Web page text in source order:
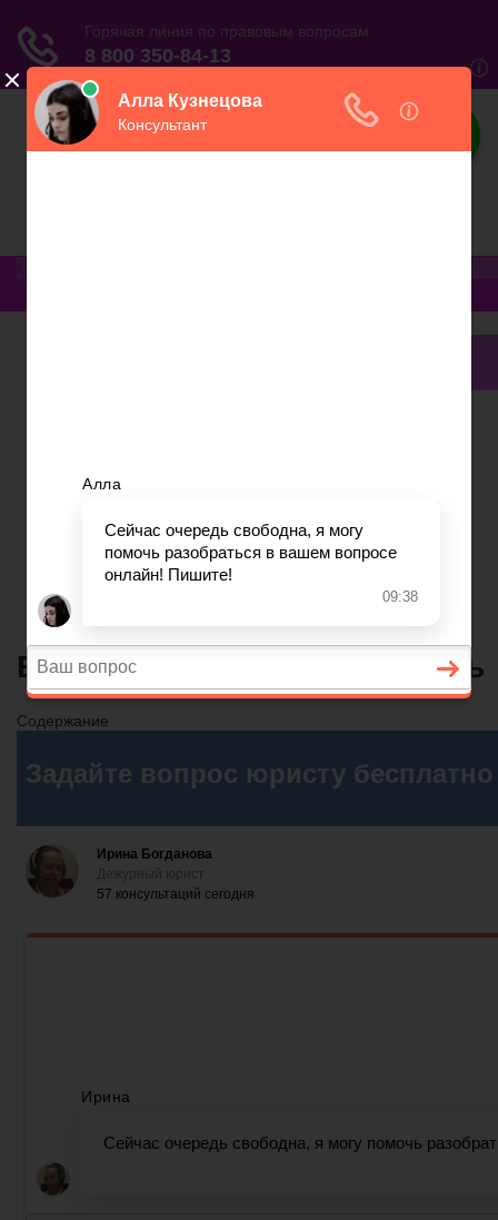
Юриспруденция
Вопросы и ответы
Главная
Финансовое дело
Банковское дело
Вопросы и ответы
Енвд на какой счет начислять
Содержание